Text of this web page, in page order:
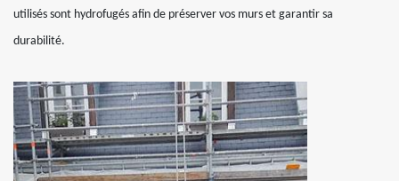
utilisés sont hydrofugés afin de préserver vos murs et garantir sa
durabilité.